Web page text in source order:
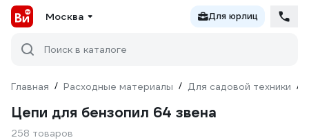
Москва Для юрлиц
Поиск в каталоге
Главная / Расходные материалы / Для садовой техники /
Цепи для бензопил 64 звена
258 товаров